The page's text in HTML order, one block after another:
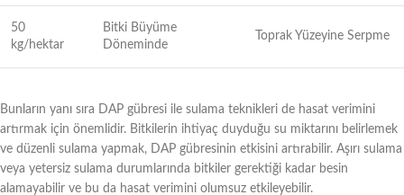
50
kg/hektar
Bitki Büyüme
Döneminde
Toprak Yüzeyine Serpme
Bunların yanı sıra DAP gübresi ile sulama teknikleri de hasat verimini
artırmak için önemlidir. Bitkilerin ihtiyaç duyduğu su miktarını belirlemek
ve düzenli sulama yapmak, DAP gübresinin etkisini artırabilir. Aşırı sulama
veya yetersiz sulama durumlarında bitkiler gerektiği kadar besin
alamayabilir ve bu da hasat verimini olumsuz etkileyebilir.